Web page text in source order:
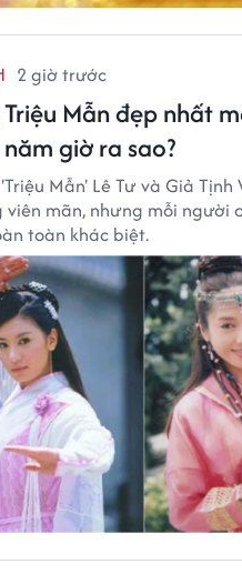
2 giờ trước
Mẫn đẹp nhất
giờ ra sao?
Mẫn' Lê Tư và Giả Tịnh
viên mãn, nhưng mỗi người
toàn khác biệt.